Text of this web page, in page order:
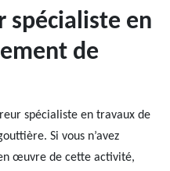
spécialiste en
de
spécialiste en travaux de
Si vous n’avez
œuvre de cette activité,